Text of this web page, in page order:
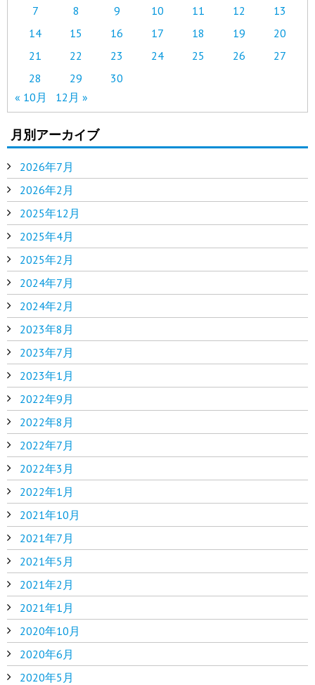
7
8 9 10 11 12
13
14
15 16 17 18 19
20
21
22 23 24 25 26
27
28
29
30
« 10月
12月 »
月別アーカイブ
2026年7月
2026年2月
2025年12月
2025年4月
2025年2月
2024年7月
2024年2月
2023年8月
2023年7月
2023年1月
2022年9月
2022年8月
2022年7月
2022年3月
2022年1月
2021年10月
2021年7月
2021年5月
2021年2月
2021年1月
2020年10月
2020年6月
2020年5月